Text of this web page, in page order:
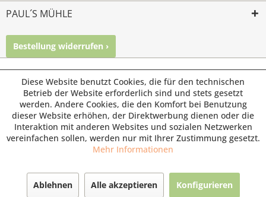
PAUL´S MÜHLE
Bestellung widerrufen ›
© Paul's Mühle | Inhaber: Christof Paul e.K. | Westring 2 |
45659 Recklinghausen
Fax: 02361 -28831 | E-Mail: info@pauls-muehle.de
Diese Website benutzt Cookies, die für den technischen
Betrieb der Website erforderlich sind und stets gesetzt
werden. Andere Cookies, die den Komfort bei Benutzung
dieser Website erhöhen, der Direktwerbung dienen oder die
Interaktion mit anderen Websites und sozialen Netzwerken
vereinfachen sollen, werden nur mit Ihrer Zustimmung gesetzt.
Mehr Informationen
Ablehnen Alle akzeptieren Konfigurieren